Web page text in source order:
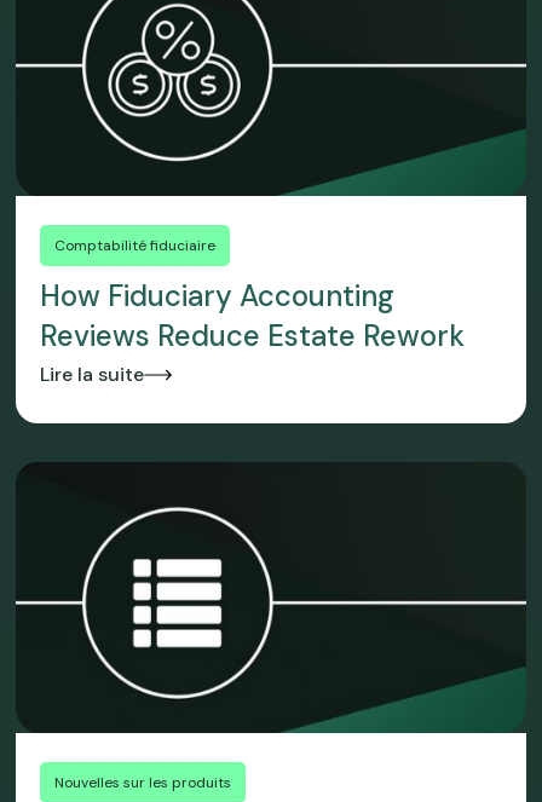
Comptabilité fiduciaire
How Fiduciary Accounting
Reviews Reduce Estate Rework
Lire la suite
Nouvelles sur les produits